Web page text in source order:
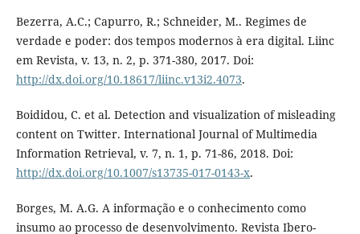
Bezerra, A.C.; Capurro, R.; Schneider, M.. Regimes de
verdade e poder: dos tempos modernos à era digital. Liinc
em Revista, v. 13, n. 2, p. 371-380, 2017. Doi:
http://dx.doi.org/10.18617/liinc.v13i2.4073.
Boididou, C. et al. Detection and visualization of misleading
content on Twitter. International Journal of Multimedia
Information Retrieval, v. 7, n. 1, p. 71-86, 2018. Doi:
http://dx.doi.org/10.1007/s13735-017-0143-x.
Borges, M. A.G. A informação e o conhecimento como
insumo ao processo de desenvolvimento. Revista Ibero-